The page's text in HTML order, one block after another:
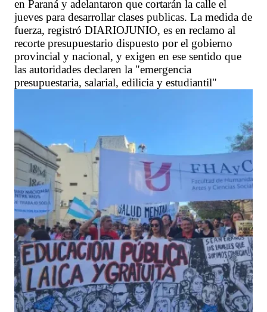
en Paraná y adelantaron que cortarán la calle el
jueves para desarrollar clases publicas. La medida de
fuerza, registró DIARIOJUNIO, es en reclamo al
recorte presupuestario dispuesto por el gobierno
provincial y nacional, y exigen en ese sentido que
las autoridades declaren la "emergencia
presupuestaria, salarial, edilicia y estudiantil"